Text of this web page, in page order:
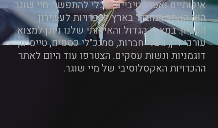
איכותיים ואטרקטיביים, מבלי להתפשר. מיי שוגר
הוא האתר המוביל בארץ להכרויות לעשירון
העליון. במאגר הגדול והאיכותי שלנו ניתן למצוא
עורכי דין, בעלי חברות, סמנכ"לי כספים, טייסים,
דוגמניות ונשות עסקים. הצטרפו עוד היום לאתר
ההכרויות האקסלוסיבי של מיי שוגר.